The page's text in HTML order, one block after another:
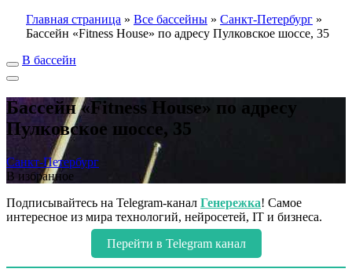
Главная страница » Все бассейны » Санкт-Петербург »
Бассейн «Fitness House» по адресу Пулковское шоссе, 35
В бассейн
Бассейн «Fitness House» по адресу
Пулковское шоссе, 35
Санкт-Петербург
В избранное
Подписывайтесь на Telegram-канал Генережка! Самое
интересное из мира технологий, нейросетей, IT и бизнеса.
Перейти в Telegram канал